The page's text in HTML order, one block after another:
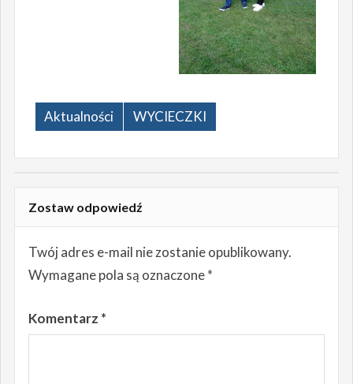
Aktualności WYCIECZKI
Zostaw odpowiedź
Twój adres e-mail nie zostanie opublikowany.
Wymagane pola są oznaczone*
Komentarz *